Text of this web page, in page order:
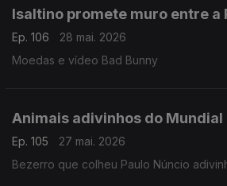
Isaltino promete muro entre a
Ep. 106
28 mai. 2026
Moedas e vídeo Bad Bunny
Animais adivinhos do Mundial
Ep. 105
27 mai. 2026
Bezerro que colheu Paulo Núncio